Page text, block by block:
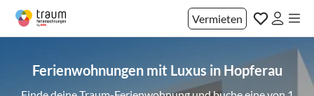
Vermieten
Ferienwohnungen mit Luxus in Hopferau